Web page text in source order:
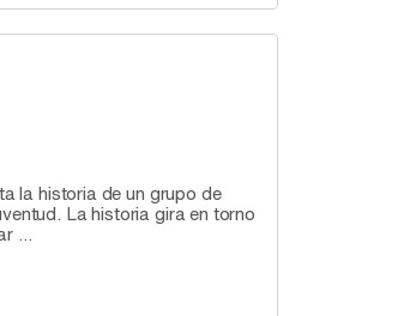
la historia de un grupo de
La historia gira en torno
...